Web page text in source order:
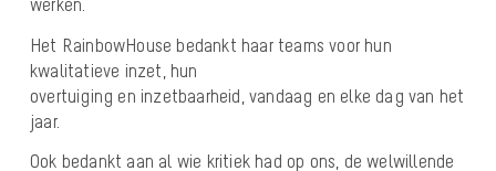
Het RainbowHouse bedankt haar teams voor hun
kwalitatieve inzet, hun
overtuiging en inzetbaarheid, vandaag en elke dag van het
jaar.
Ook bedankt aan al wie kritiek had op ons, de welwillende